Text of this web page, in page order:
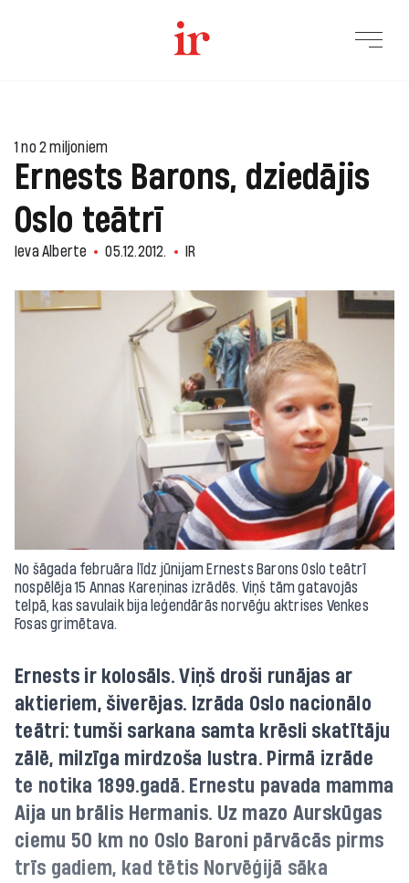
1 no 2 miljoniem
Ernests Barons, dziedājis
Oslo teātrī
Ieva Alberte 05.12.2012. IR
No šāgada februāra līdz jūnijam Ernests Barons Oslo teātrī
nospēlēja 15 Annas Kareņinas izrādēs. Viņš tām gatavojās
telpā, kas savulaik bija leģendārās norvēģu aktrises Venkes
Fosas grimētava.
Ernests ir kolosāls. Viņš droši runājas ar
aktieriem, šiverējas. Izrāda Oslo nacionālo
teātri: tumši sarkana samta krēsli skatītāju
zālē, milzīga mirdzoša lustra. Pirmā izrāde
te notika 1899.gadā. Ernestu pavada mamma
Aija un brālis Hermanis. Uz mazo Aurskūgas
ciemu 50 km no Oslo Baroni pārvācās pirms
trīs gadiem, kad tētis Norvēģijā sāka